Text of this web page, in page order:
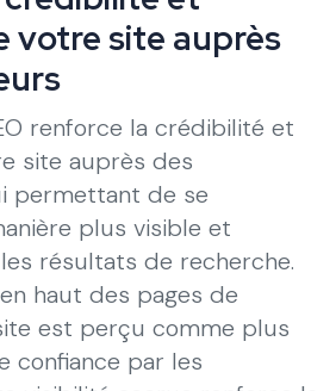
votre site auprès
renforce la crédibilité et
site auprès des
permettant de se
plus visible et
résultats de recherche.
haut des pages de
est perçu comme plus
confiance par les